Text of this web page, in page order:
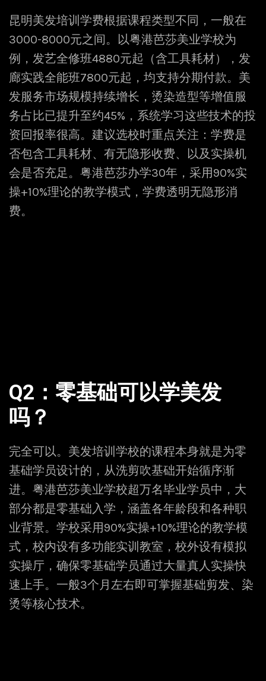
昆明美发培训学费根据课程类型不同，一般在
3000-8000元之间。以粤港芭莎美业学校为
例，发艺全修班4880元起（含工具耗材），发
廊实践全能班7800元起，均支持分期付款。美
发服务市场规模持续增长，烫染造型等增值服
务占比已提升至约45%，系统学习这些技术的投
资回报率很高。建议选校时重点关注：学费是
否包含工具耗材、有无隐形收费、以及实操机
会是否充足。粤港芭莎办学30年，采用90%实
操+10%理论的教学模式，学费透明无隐形消
费。
Q2：零基础可以学美发
吗？
完全可以。美发培训学校的课程本身就是为零
基础学员设计的，从洗剪吹基础开始循序渐
进。粤港芭莎美业学校超万名毕业学员中，大
部分都是零基础入学，涵盖各年龄段和各种职
业背景。学校采用90%实操+10%理论的教学模
式，校内设有多功能实训教室，校外设有模拟
实操厅，确保零基础学员通过大量真人实操快
速上手。一般3个月左右即可掌握基础剪发、染
烫等核心技术。